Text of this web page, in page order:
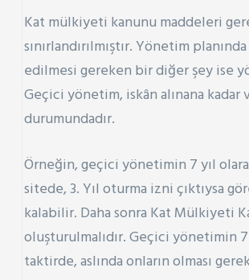
Kat mülkiyeti kanunu maddeleri
sınırlandırılmıştır. Yönetim
edilmesi gereken bir diğer şey ise
Geçici yönetim, iskân alınana kadar
durumundadır.
Örneğin, geçici yönetimin 7 yıl
sitede, 3. Yıl oturma izni çıktıysa
kalabilir. Daha sonra Kat Mülkiyeti
oluşturulmalıdır. Geçici yönetimin
taktirde, aslında onların olması